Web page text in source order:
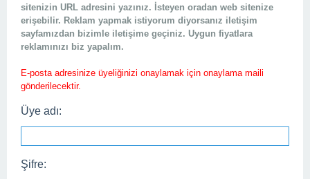
sitenizin URL adresini yazınız. İsteyen oradan web sitenize
erişebilir. Reklam yapmak istiyorum diyorsanız iletişim
sayfamızdan bizimle iletişime geçiniz. Uygun fiyatlara
reklamınızı biz yapalım.
E-posta adresinize üyeliğinizi onaylamak için onaylama maili
gönderilecektir.
Üye adı:
Şifre: